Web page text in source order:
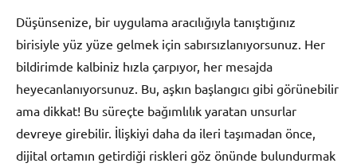
Düşünsenize, bir uygulama aracılığıyla tanıştığınız
birisiyle yüz yüze gelmek için sabırsızlanıyorsunuz. Her
bildirimde kalbiniz hızla çarpıyor, her mesajda
heyecanlanıyorsunuz. Bu, aşkın başlangıcı gibi görünebilir
ama dikkat! Bu süreçte bağımlılık yaratan unsurlar
devreye girebilir. İlişkiyi daha da ileri taşımadan önce,
dijital ortamın getirdiği riskleri göz önünde bulundurmak